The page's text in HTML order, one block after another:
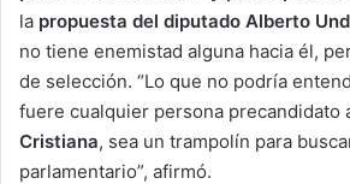
la propuesta del diputado Alberto
no tiene enemistad alguna hacia él,
de selección. “Lo que no podría
fuere cualquier persona precandidato
Cristiana, sea un trampolín para
parlamentario”, afirmó.